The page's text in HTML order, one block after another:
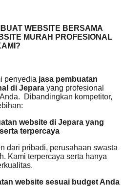
WEBSITE BERSAMA
MURAH PROFESIONAL
penyedia jasa pembuatan
di Jepara yang profesional
Dibandingkan kompetitor,
website di Jepara yang
terpercaya
dari pribadi, perusahaan swasta
Kami terpercaya serta hanya
website sesuai budget Anda